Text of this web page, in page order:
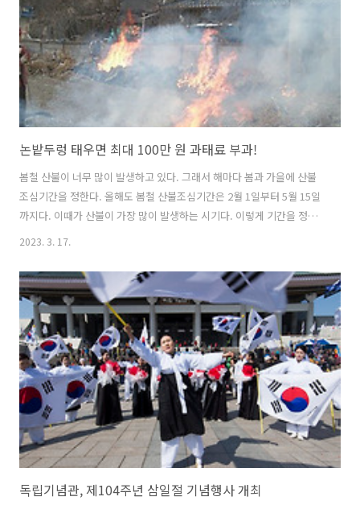
른쪽으로 변경하고 외국인등록번호로 구분이 가능한 성별*을 생략하여
주민등록증과의 통일성..
논밭두렁 태우면 최대 100만 원 과태료 부과!
봄철 산불이 너무 많이 발생하고 있다. 그래서 해마다 봄과 가을에 산불
조심기간을 정한다. 올해도 봄철 산불조심기간은 2월 1일부터 5월 15일
까지다. 이때가 산불이 가장 많이 발생하는 시기다. 이렇게 기간을 정해
서 산불을 조심하라고 해도 매년 봄에 산불이 발생하곤 한다. 산림청 등
시원이 되어야 한다. 산림청은 건조한 날씨가 계속되는 가운데 산불예방
을 위해 농·산촌 지역의 논·밭두렁 태우기 등 불법 소각행위를 금지해 달
라고 당부하였다. 산불의 원인 중 약 26%는 논밭두렁이나 영농 쓰레기
소각이다. 산림청은 지난 11월 산림보호령을 개정하여 산림 연접지
100m 내에서 소각행위를 금지하였다. 이를 어길 경우, 최대 100만 원의
과태료..
2023. 3. 17.
독립기념관, 제104주년 삼일절 기념행사 개최